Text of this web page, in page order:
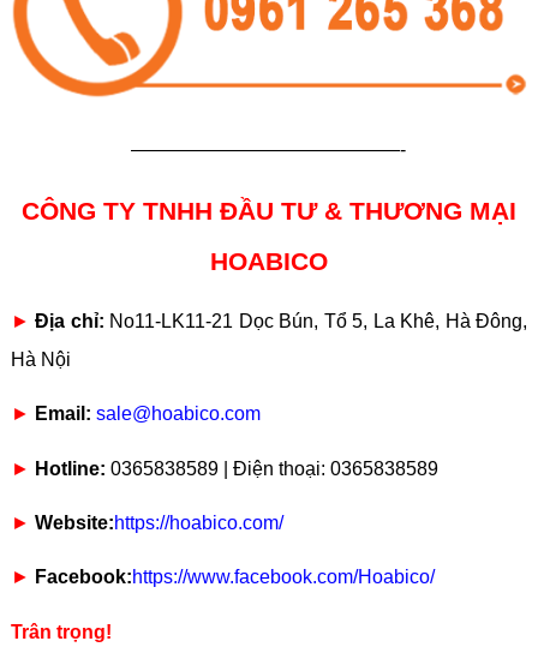
——————————————-
CÔNG TY TNHH ĐẦU TƯ & THƯƠNG MẠI
HOABICO
►Địa chỉ: No11-LK11-21 Dọc Bún, Tổ 5, La Khê, Hà Đông,
Hà Nội
► Email: sale@hoabico.com
► Hotline: 0365838589 | Điện thoại: 0365838589
► Website:https://hoabico.com/
► Facebook:https://www.facebook.com/Hoabico/
Trân trọng!